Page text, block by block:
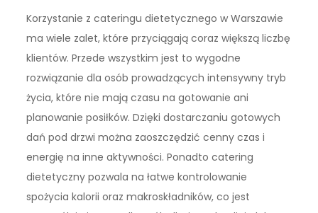
Korzystanie z cateringu dietetycznego w Warszawie
ma wiele zalet, które przyciągają coraz większą liczbę
klientów. Przede wszystkim jest to wygodne
rozwiązanie dla osób prowadzących intensywny tryb
życia, które nie mają czasu na gotowanie ani
planowanie posiłków. Dzięki dostarczaniu gotowych
dań pod drzwi można zaoszczędzić cenny czas i
energię na inne aktywności. Ponadto catering
dietetyczny pozwala na łatwe kontrolowanie
spożycia kalorii oraz makroskładników, co jest